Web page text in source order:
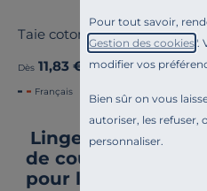
Pour tout savoir,
Gestion des cookies".
modifier vos
Bien sûr on vous
autoriser, les refuser,
personnaliser.
Taie coton bio, rose
Dès 11,83 € Ancien prix
16,90 € -30%
Français
Linge de lit,
de couettes et
pour le linge